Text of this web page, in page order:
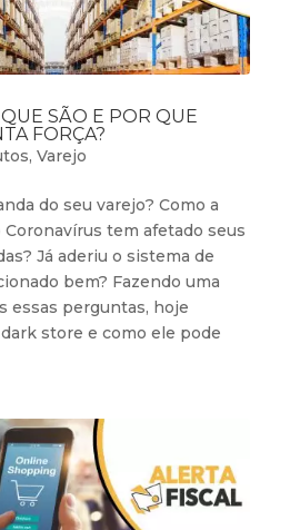
SÃO E POR QUE
FORÇA?
, Varejo
do seu varejo? Como a
tem afetado seus
Já aderiu o sistema de
bem? Fazendo uma
essas perguntas, hoje
store e como ele pode